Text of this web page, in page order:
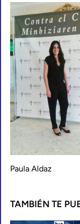
Paula Aldaz
TAMBIÉN TE